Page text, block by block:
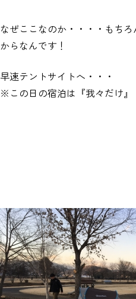
なぜここなのか・・・・もち
からなんです！
早速テントサイトへ・・・
※この日の宿泊は『我々だけ』